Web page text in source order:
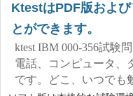
KtestはPDF版およ
とができます。
ktest IBM 000-356試験
電話、コンピュータ、
です。どこ、いつでも